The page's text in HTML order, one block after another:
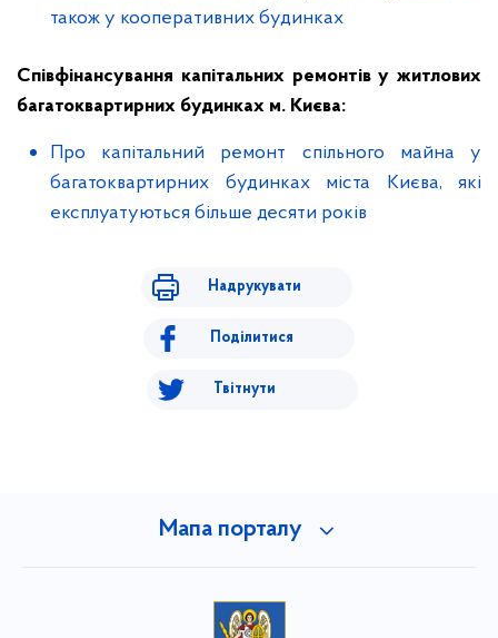
також у кооперативних будинках
Співфінансування капітальних ремонтів у житлових
багатоквартирних будинках м. Києва:
Про капітальний ремонт спільного майна у
багатоквартирних будинках міста Києва, які
експлуатуються більше десяти років
Надрукувати
Поділитися
Твітнути
Мапа порталу